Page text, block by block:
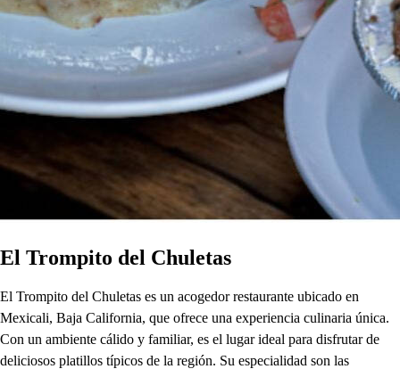
El Trompito del Chuletas
El Trompito del Chuletas es un acogedor restaurante ubicado en
Mexicali, Baja California, que ofrece una experiencia culinaria única.
Con un ambiente cálido y familiar, es el lugar ideal para disfrutar de
deliciosos platillos típicos de la región. Su especialidad son las